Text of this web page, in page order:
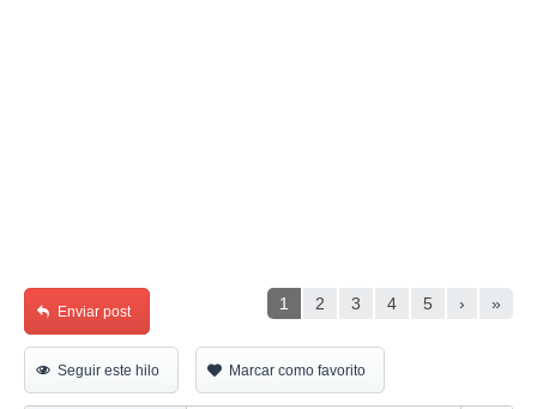
1 2 3 4 5 › »
Enviar post
Seguir este hilo Marcar como favorito